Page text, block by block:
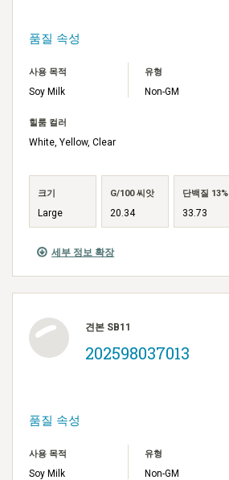
세부 정보 확장
품질 속성
사용 목적
Soy Milk
유형
Non-GM
힐룸 컬러
White, Yellow, Clear
크기
Large
G/100 씨앗
20.34
단백질 13%
33.73
견본 SB11
202598037013
품질 속성
사용 목적
Soy Milk
유형
Non-GM